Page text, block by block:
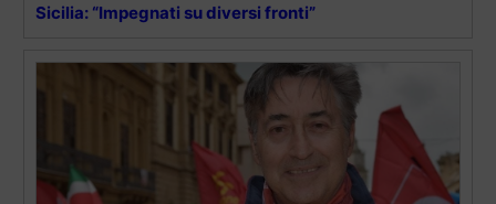
Sicilia: “Impegnati su diversi fronti”